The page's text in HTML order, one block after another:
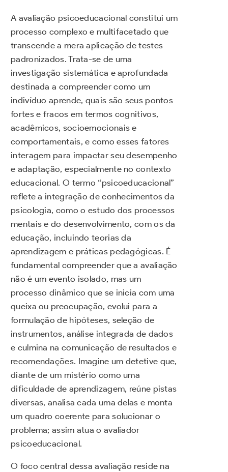
A avaliação psicoeducacional constitui um
processo complexo e multifacetado que
transcende a mera aplicação de testes
padronizados. Trata-se de uma
investigação sistemática e aprofundada
destinada a compreender como um
indivíduo aprende, quais são seus pontos
fortes e fracos em termos cognitivos,
acadêmicos, socioemocionais e
comportamentais, e como esses fatores
interagem para impactar seu desempenho
e adaptação, especialmente no contexto
educacional. O termo “psicoeducacional”
reflete a integração de conhecimentos da
psicologia, como o estudo dos processos
mentais e do desenvolvimento, com os da
educação, incluindo teorias da
aprendizagem e práticas pedagógicas. É
fundamental compreender que a avaliação
não é um evento isolado, mas um
processo dinâmico que se inicia com uma
queixa ou preocupação, evolui para a
formulação de hipóteses, seleção de
instrumentos, análise integrada de dados
e culmina na comunicação de resultados e
recomendações. Imagine um detetive que,
diante de um mistério como uma
dificuldade de aprendizagem, reúne pistas
diversas, analisa cada uma delas e monta
um quadro coerente para solucionar o
problema; assim atua o avaliador
psicoeducacional.
O foco central dessa avaliação reside na